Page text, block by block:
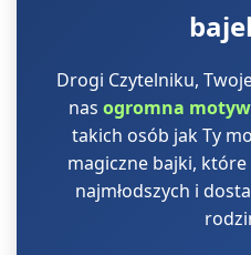
Drogi Czytelniku,
nas ogromna
takich osób jak Ty
magiczne bajki,
najmłodszych i